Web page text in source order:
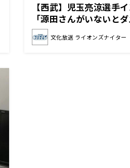
【西武】児玉亮涼選手
「源田さんがいないと
嫌」
文化放送 ライオンズナイター